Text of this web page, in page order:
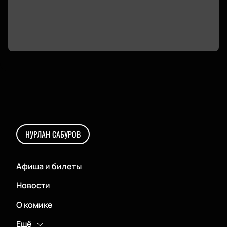
НУРЛАН САБУРОВ
Афиша и билеты
Новости
О комике
Ещё